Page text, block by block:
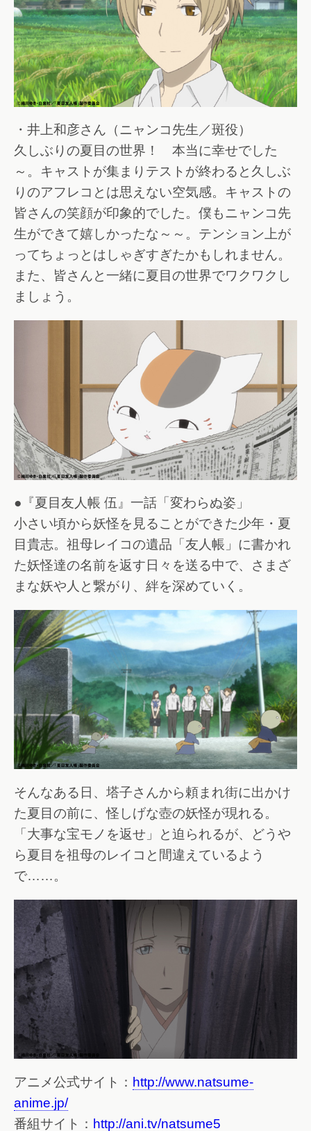
・井上和彦さん（ニャンコ先生／斑役）
久しぶりの夏目の世界！ 本当に幸せでした
～。キャストが集まりテストが終わると久しぶ
りのアフレコとは思えない空気感。キャストの
皆さんの笑顔が印象的でした。僕もニャンコ先
生ができて嬉しかったな～～。テンション上が
ってちょっとはしゃぎすぎたかもしれません。
また、皆さんと一緒に夏目の世界でワクワクし
ましょう。
●『夏目友人帳 伍』一話「変わらぬ姿」
小さい頃から妖怪を見ることができた少年・夏
目貴志。祖母レイコの遺品「友人帳」に書かれ
た妖怪達の名前を返す日々を送る中で、さまざ
まな妖や人と繋がり、絆を深めていく。
そんなある日、塔子さんから頼まれ街に出かけ
た夏目の前に、怪しげな壺の妖怪が現れる。
「大事な宝モノを返せ」と迫られるが、どうや
ら夏目を祖母のレイコと間違えているよう
で……。
アニメ公式サイト： http://www.natsume-
anime.jp/
番組サイト： http://ani.tv/natsume5